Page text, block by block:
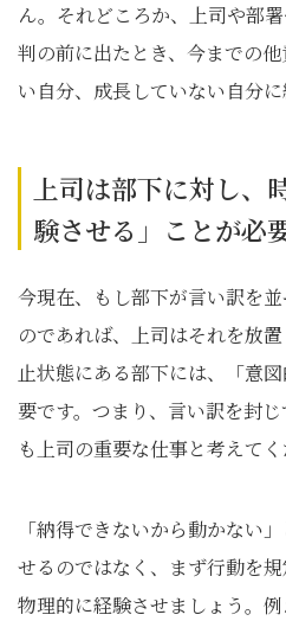
ん。それどころか、上司や部
判の前に出たとき、今までの
い自分、成長していない自分に
上司は部下に対し、
験させる」ことが必
今現在、もし部下が言い訳を
のであれば、上司はそれを放
止状態にある部下には、「意
要です。つまり、言い訳を封
も上司の重要な仕事と考えてく
「納得できないから動かない
せるのではなく、まず行動を
物理的に経験させましょう。